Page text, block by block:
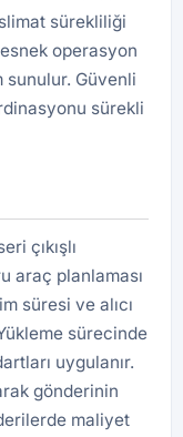
sürekliliği
operasyon
sunulur. Güvenli
sürekli
çıkışlı
araç planlaması
süresi ve alıcı
sürecinde
uygulanır.
gönderinin
maliyet